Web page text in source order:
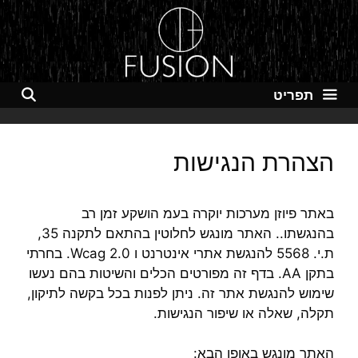
לדלג
לתוכן
תפריט
הצהרת הנגישות
באתר פיוזן מערכות יוקרה בעמ הושקע זמן רב
בהנגשתו.. האתר מונגש לחלוטין בהתאם לתקנה 35,
ת.י. 5568 להנגשת אתרי אינטרנט ו Wcag 2.0. בחרתי
בתקן AA. בדף זה מפורטים הכלים והשיטות בהם נעשו
שימוש להנגשת אתר זה. ניתן לפנות בכל בקשה לתיקון,
תקלה, שאלה או שיפור הנגישות.
האתר מונגש באופן הבא: